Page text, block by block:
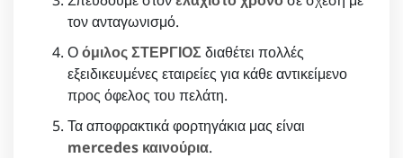
τον ανταγωνισμό.
Οόμιλος ΣΤΕΡΓΙΟΣ διαθέτει πολλές
εξειδικευμένες εταιρείες για κάθε αντικείμενο
προς όφελος του πελάτη.
Τα αποφρακτικά φορτηγάκια μας είναι
mercedes καινούρια.